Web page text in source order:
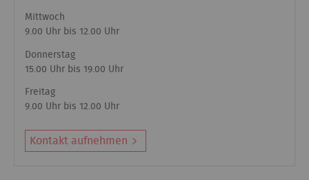
Mittwoch
9.00 Uhr bis 12.00 Uhr
Donnerstag
15.00 Uhr bis 19.00 Uhr
Freitag
9.00 Uhr bis 12.00 Uhr
Kontakt aufnehmen